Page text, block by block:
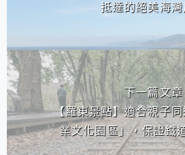
抵達的絕美海
下一篇文章
【羅東景點】適合親子
業文化園區」，保證鐵